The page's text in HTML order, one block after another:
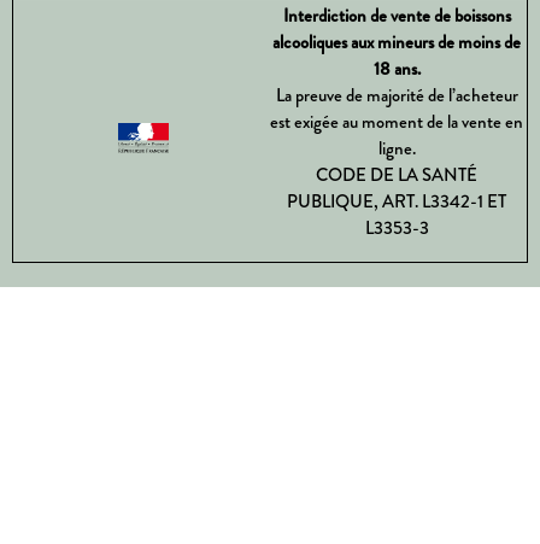
Interdiction de vente de boissons
alcooliques aux mineurs de moins de
18 ans.
La preuve de majorité de l’acheteur
est exigée au moment de la vente en
ligne.
CODE DE LA SANTÉ
PUBLIQUE, ART. L3342-1 ET
L3353-3